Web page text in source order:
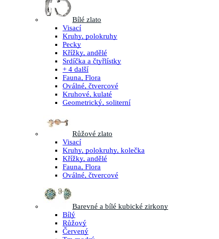
Bílé zlato
Visací
Kruhy, polokruhy
Pecky
Křížky, andělé
Srdíčka a čtyřlístky
+ 4 další
Fauna, Flora
Oválné, čtvercové
Kruhové, kulaté
Geometrický, soliterní
Růžové zlato
Visací
Kruhy, polokruhy, kolečka
Křížky, andělé
Fauna, Flora
Oválné, čtvercové
Barevné a bílé kubické zirkony
Bílý
Růžový
Červený